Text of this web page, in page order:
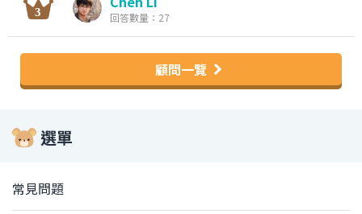
回答數量：27
顧問一覽
選單
常見問題